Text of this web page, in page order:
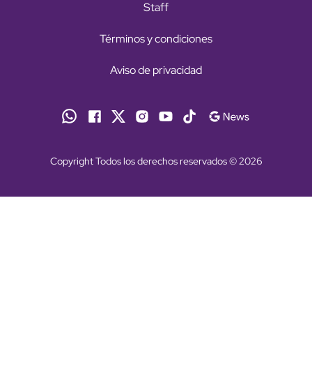
Staff
Términos y condiciones
Aviso de privacidad
Copyright Todos los derechos reservados © 2026